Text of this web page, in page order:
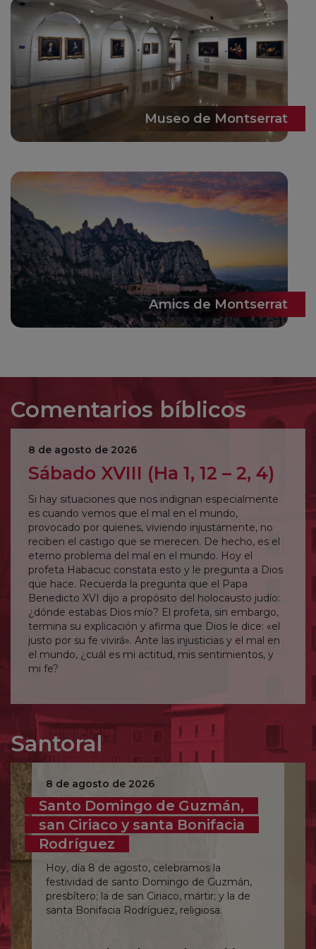
Museo de Montserrat
Amics de Montserrat
Comentarios bíblicos
8 de agosto de 2026
Sábado XVIII (Ha 1, 12 – 2, 4)
Si hay situaciones que nos indignan especialmente
es cuando vemos que el mal en el mundo,
provocado por quienes, viviendo injustamente, no
reciben el castigo que se merecen. De hecho, es el
eterno problema del mal en el mundo. Hoy el
profeta Habacuc constata esto y le pregunta a Dios
que hace. Recuerda la pregunta que el Papa
Benedicto XVI dijo a propósito del holocausto judío:
¿dónde estabas Dios mío? El profeta, sin embargo,
termina su explicación y afirma que Dios le dice: «el
justo por su fe vivirá». Ante las injusticias y el mal en
el mundo, ¿cuál es mi actitud, mis sentimientos, y
mi fe?
pueda comprender, al menos un poco, tu visión ante
el mal.
Santoral
8 de agosto de 2026
Santo Domingo de Guzmán,
san Ciriaco y santa Bonifacia
Rodríguez
Hoy, día 8 de agosto, celebramos la
festividad de santo Domingo de Guzmán,
presbítero; la de san Ciriaco, mártir; y la de
santa Bonifacia Rodríguez, religiosa.